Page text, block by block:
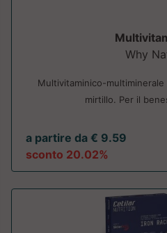
Why
Multivitaminico-
mirtillo. Per il
a partire da € 9.59
sconto 20.02%